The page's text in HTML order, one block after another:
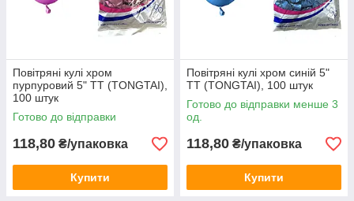
Повітряні кулі хром
пурпуровий 5" TT (TONGTAI),
100 штук
Готово до відправки
118,80 ₴/упаковка
Купити
Повітряні кулі хром синій 5"
TT (TONGTAI), 100 штук
Готово до відправки менше 3
од.
118,80 ₴/упаковка
Купити